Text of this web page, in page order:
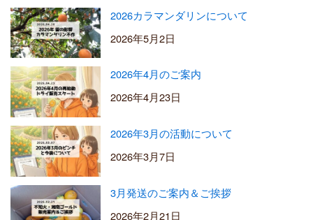
2026カラマンダリンについて
2026年5月2日
2026年4月のご案内
2026年4月23日
2026年3月の活動について
2026年3月7日
3月発送のご案内＆ご挨拶
2026年2月21日